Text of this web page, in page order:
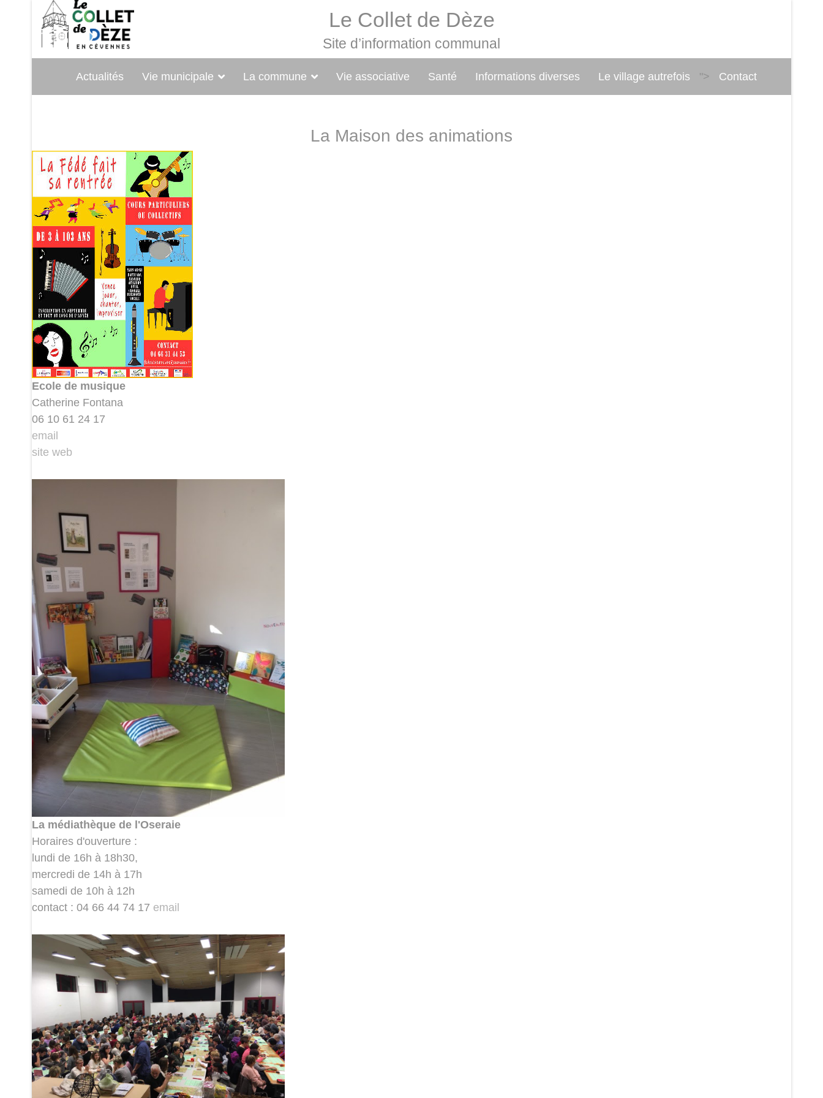
Le Collet de Dèze
Site d’information communal
Actualités Vie municipale La commune Vie associative Santé Informations diverses Le village autrefois "> Contact
La Maison des animations
Ecole de musique
Catherine Fontana
06 10 61 24 17
email
site web
La médiathèque de l'Oseraie
Horaires d'ouverture :
lundi de 16h à 18h30,
mercredi de 14h à 17h
samedi de 10h à 12h​
contact : 04 66 44 74 17 email